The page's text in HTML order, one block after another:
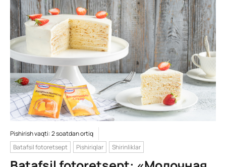
Pishirish vaqti: 2 soatdan ortiq
Batafsil fotoretsept
Pishiriqlar Shirinliklar